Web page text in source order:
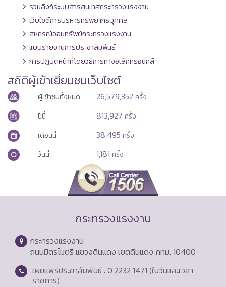
รวมลิงก์ระบบสารสนเทศกระทรวงแรงงาน
เว็บไซต์การบริหารทรัพยากรบุคคล
สหกรณ์ออมทรัพย์กระทรวงแรงงาน
แบบรายงานการประชาสัมพันธ์
การปฏิบัติหน้าที่โดยวิธีการทางอิเล็กทรอนิกส์
สถิติผู้เข้าเยี่ยมชมเว็บไซต์
ผู้เข้าชมทั้งหมด 26,579,352 ครั้ง
ปีนี้
813,927 ครั้ง
เดือนนี้
38,495 ครั้ง
วันนี้
1,181 ครั้ง
กระทรวงแรงงาน
กระทรวงแรงงาน
ถนนมิตรไมตรี แขวงดินแดง เขตดินแดง กทม. 10400
เผยแพร่ประชาสัมพันธ์ : 0 2232 1471 (ในวันและเวลา
ราชการ)